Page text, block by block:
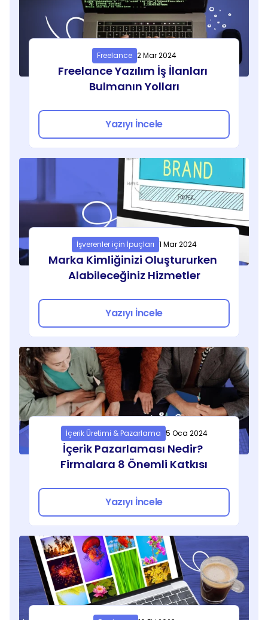
Freelance 2 Mar 2024
Freelance Yazılım İş İlanları
Bulmanın Yolları
Yazıyı İncele
İşverenler için İpuçları 1 Mar 2024
Marka Kimliğinizi Oluştururken
Alabileceğiniz Hizmetler
Yazıyı İncele
İçerik Üretimi & Pazarlama 5 Oca 2024
İçerik Pazarlaması Nedir?
Firmalara 8 Önemli Katkısı
Yazıyı İncele